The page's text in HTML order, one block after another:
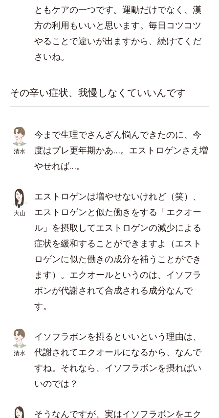
ともケアの一つです。運動だけでなく、漢
方の利用もいいと思います。毎日コツコツ
やることで違いが出ますから、続けてくだ
さいね。
その辛い症状、我慢しなくていいんです
清水
今まで生理でさんざん悩んできたのに、今
度はプレ更年期かあ…。エストロゲンさえ増
やせれば…。
大山
エストロゲンは増やせないけれど（笑）、
エストロゲンと似た働きをする「エクオー
ル」を摂取してエストロゲンの減少による
症状を緩和することができますよ（エスト
ロゲンに似た働きの成分を補うことができ
ます）。エクオールというのは、イソフラ
ボンが代謝されて合成される成分なんで
す。
清水
イソフラボンを摂るといいという理由は、
代謝されてエクオールになるから、なんで
すね。それなら、イソフラボンを摂ればい
いのでは？
そうなんですが、実はイソフラボンをエク